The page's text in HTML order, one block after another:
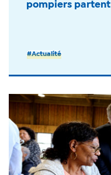
pompiers
#Actualité